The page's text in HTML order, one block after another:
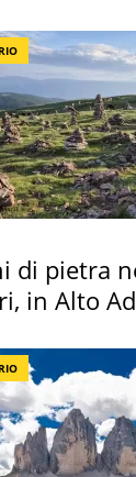
di pietra
in Alto